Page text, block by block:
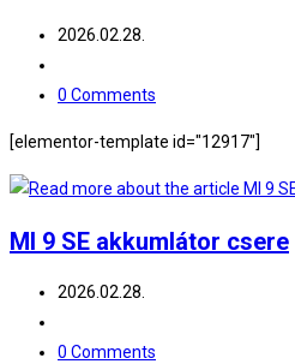
2026.02.28.
0 Comments
[elementor-template id="12917"]
MI 9 SE akkumlátor csere
2026.02.28.
0 Comments